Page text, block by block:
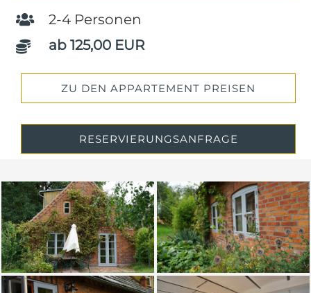
 2-4 Personen
 ab 125,00 EUR
ZU DEN APPARTEMENT PREISEN
RESERVIERUNGSANFRAGE